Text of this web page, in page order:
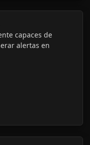
capaces de
alertas en